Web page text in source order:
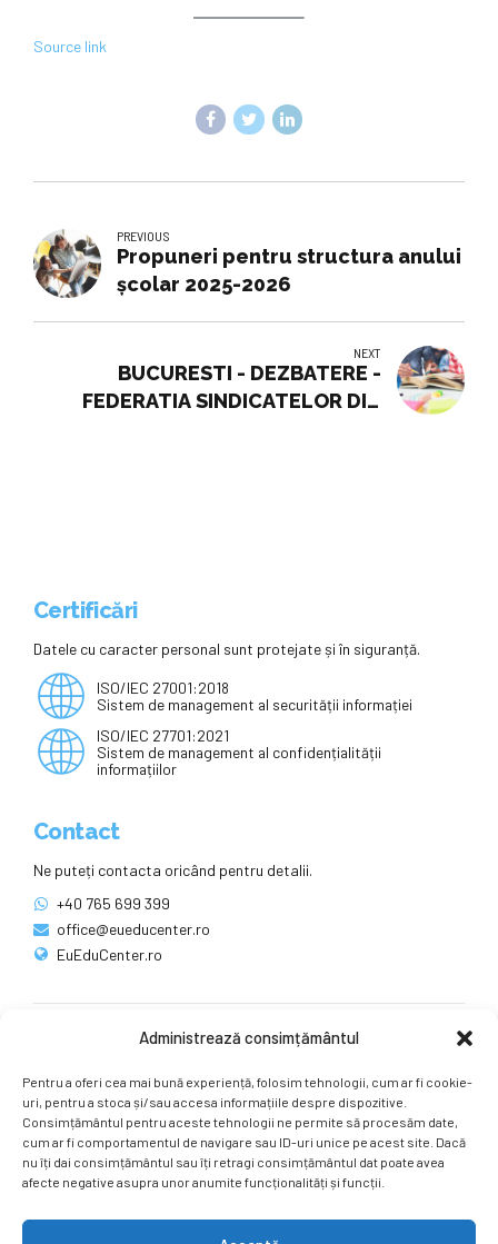
Administrează consimțământul
Pentru a oferi cea mai bună experiență, folosim tehnologii, cum ar fi cookie-
uri, pentru a stoca și/sau accesa informațiile despre dispozitive.
Consimțământul pentru aceste tehnologii ne permite să procesăm date,
cum ar fi comportamentul de navigare sau ID-uri unice pe acest site. Dacă
nu îți dai consimțământul sau îți retragi consimțământul dat poate avea
afecte negative asupra unor anumite funcționalități și funcții.
Source link
PREVIOUS
Propuneri pentru structura anului
școlar 2025-2026
NEXT
BUCURESTI - DEZBATERE -
FEDERATIA SINDICATELOR DIN
Certificări
Datele cu caracter personal sunt protejate și în siguranță.
ISO/IEC 27001:2018
Sistem de management al securității informației
ISO/IEC 27701:2021
Sistem de management al confidențialității
informațiilor
Contact
Ne puteți contacta oricând pentru detalii.
+40 765 699 399
office@eueducenter.ro
EuEduCenter.ro
Ne puteți găsi și pe rețelele sociale.